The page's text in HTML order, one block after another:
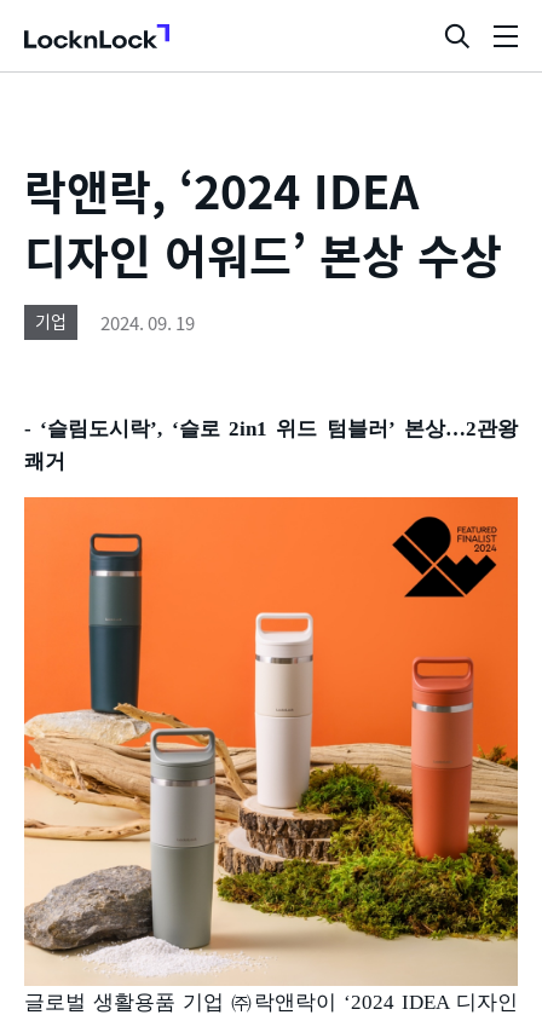
LocknLock
검
색
락앤락, ‘2024 IDEA
디자인 어워드’ 본상 수상
기업 2024. 09. 19
- ‘슬림도시락’, ‘슬로2in1 위드 텀블러 ’ 본상…2관왕
쾌거
글로벌 생활용품 기업 ㈜락앤락이 ‘2024 IDEA 디자인